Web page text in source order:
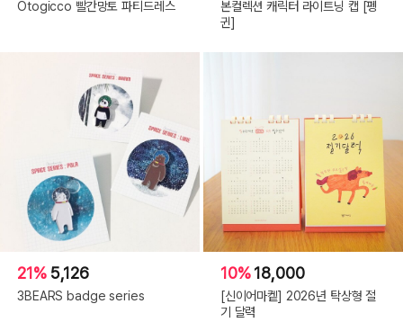
Otogicco 빨간망토 파티드레스
본컬렉션 캐릭터 라이트닝 캡 [펭
귄]
21% 5,126
3BEARS badge series
10%18,000
[신이어마켙] 2026년 탁상형 절
기 달력